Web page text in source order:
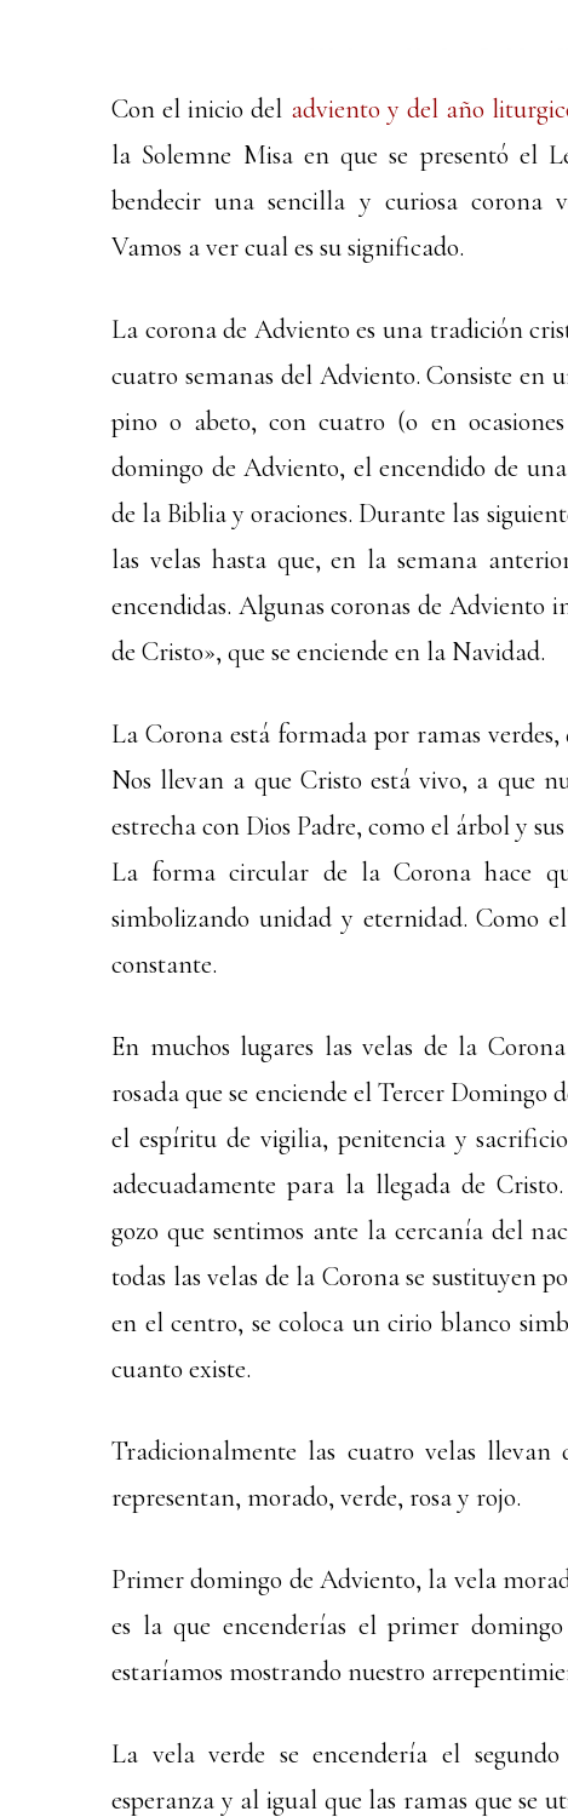
Con el inicio del adviento y del año
la Solemne Misa en que se presentó el
bendecir una sencilla y curiosa corona
Vamos a ver cual es su significado.
La corona de Adviento es una tradición
cuatro semanas del Adviento. Consiste en
pino o abeto, con cuatro (o en
domingo de Adviento, el encendido de
de la Biblia y oraciones. Durante las
las velas hasta que, en la semana
encendidas. Algunas coronas de
de Cristo», que se enciende en la Navidad.
La Corona está formada por ramas
Nos llevan a que Cristo está vivo, a que
estrecha con Dios Padre, como el árbol y
La forma circular de la Corona hace
simbolizando unidad y eternidad. Como
constante.
En muchos lugares las velas de la
rosada que se enciende el Tercer
el espíritu de vigilia, penitencia y
adecuadamente para la llegada de
gozo que sentimos ante la cercanía del
todas las velas de la Corona se sustituyen
en el centro, se coloca un cirio blanco
cuanto existe.
Tradicionalmente las cuatro velas llevan
representan, morado, verde, rosa y rojo.
Primer domingo de Adviento, la vela
es la que encenderías el primer
estaríamos mostrando nuestro
La vela verde se encendería el
esperanza y al igual que las ramas que se